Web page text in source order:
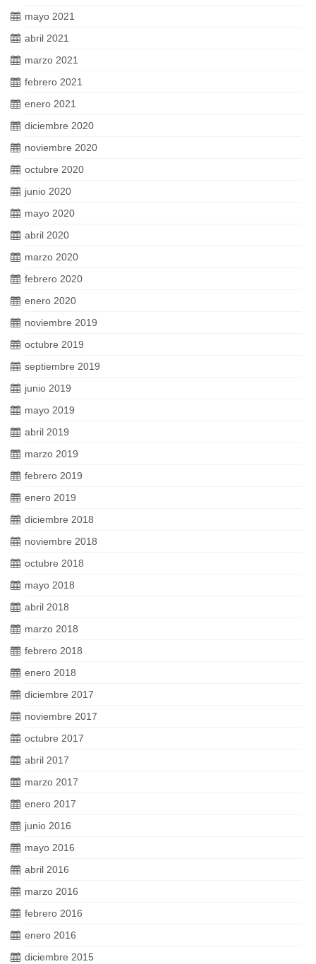
mayo 2021
abril 2021
marzo 2021
febrero 2021
enero 2021
diciembre 2020
noviembre 2020
octubre 2020
junio 2020
mayo 2020
abril 2020
marzo 2020
febrero 2020
enero 2020
noviembre 2019
octubre 2019
septiembre 2019
junio 2019
mayo 2019
abril 2019
marzo 2019
febrero 2019
enero 2019
diciembre 2018
noviembre 2018
octubre 2018
mayo 2018
abril 2018
marzo 2018
febrero 2018
enero 2018
diciembre 2017
noviembre 2017
octubre 2017
abril 2017
marzo 2017
enero 2017
junio 2016
mayo 2016
abril 2016
marzo 2016
febrero 2016
enero 2016
diciembre 2015